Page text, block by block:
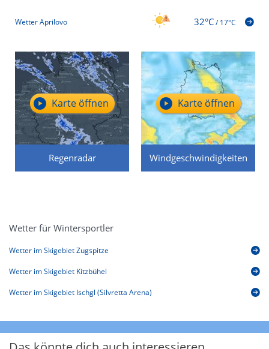
Wetter Aprilovo 32°C/17°C
Regenradar
Karte öffnen
Windgeschwindigkeiten
Karte öffnen
Wetter für Wintersportler
Wetter im Skigebiet Zugspitze
Wetter im Skigebiet Kitzbühel
Wetter im Skigebiet Ischgl (Silvretta Arena)